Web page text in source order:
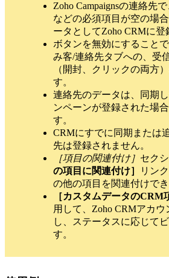
Zoho Campaignsの連絡先
などの必須項目が空の場
ータとしてZoho CRMに登
ボタンを無効にすること
み客/連絡先タブへの、受
（開封、クリックの両方
す。
連絡先のデータは、同期
ンペーンが登録された場
す。
CRMにすでに同期または
先は登録されません。
［項目の関連付け］ セク
の項目に関連付け］
リン
の他の項目を関連付けでき
［カスタムデータのCRM
用して、Zoho CRMアカ
し、ステータスに応じて
す。